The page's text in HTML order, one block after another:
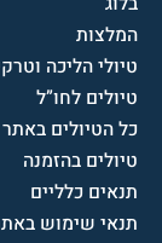
המלצות
טיולי הליכה
טיולים לחו”ל
כל הטיולים
טיולים בהזמנה
תנאים כלליים
תנאי שימוש